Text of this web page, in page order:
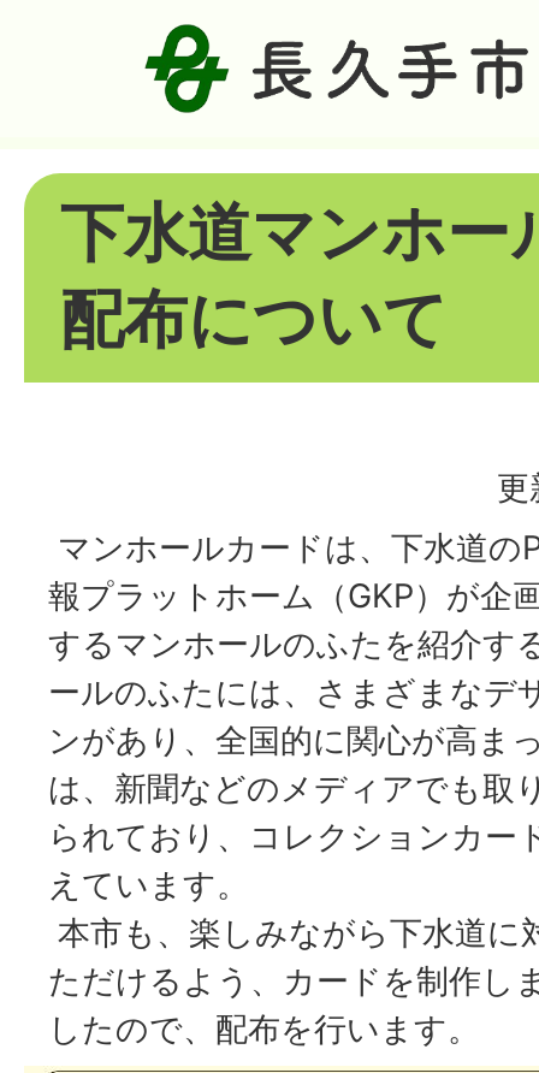
下水道マンホー
配布について
更
マンホールカードは、下水道の
報プラットホーム（GKP）が企
するマンホールのふたを紹介す
ールのふたには、さまざまなデ
ンがあり、全国的に関心が高ま
は、新聞などのメディアでも取
られており、コレクションカー
えています。
本市も、楽しみながら下水道に
ただけるよう、カードを制作し
したので、配布を行います。